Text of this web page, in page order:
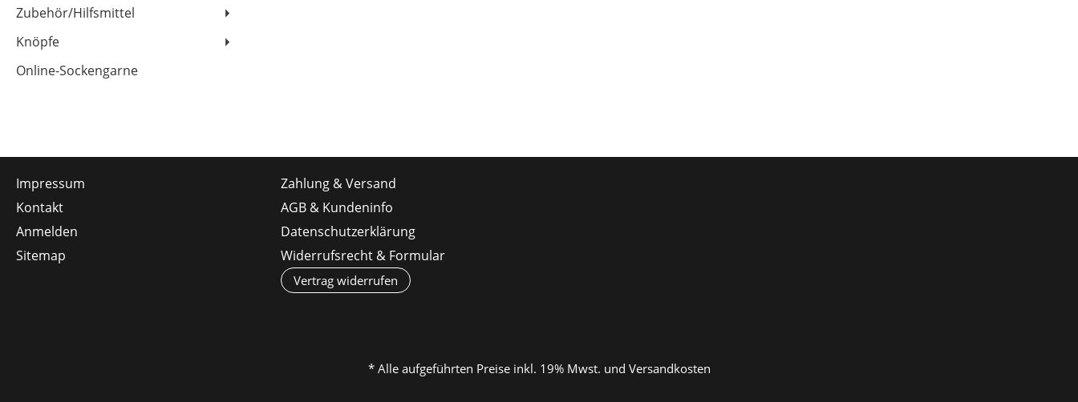
Zubehör/Hilfsmittel
Knöpfe
Online-Sockengarne
Impressum
Kontakt
Anmelden
Sitemap
Zahlung & Versand
AGB & Kundeninfo
Datenschutzerklärung
Widerrufsrecht & Formular
Vertrag widerrufen
* Alle aufgeführten Preise inkl. 19% Mwst. und Versandkosten